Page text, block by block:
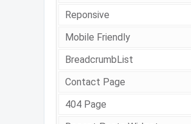
Reponsive
Mobile Friendly
BreadcrumbList
Contact Page
404 Page